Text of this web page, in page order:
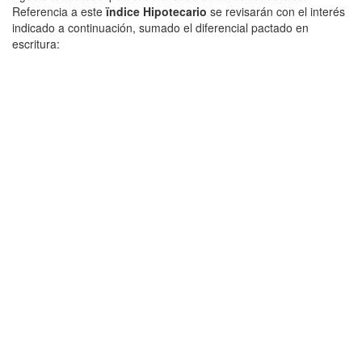
Referencia a esteïndice Hipotecario se revisarán con el interés
indicado a continuación, sumado el diferencial pactado en
escritura: